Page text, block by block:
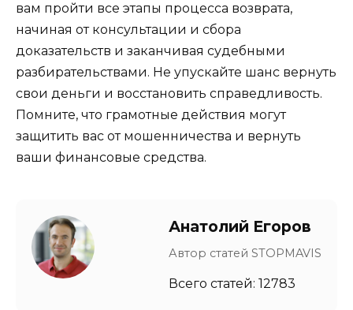
вам пройти все этапы процесса возврата,
начиная от консультации и сбора
доказательств и заканчивая судебными
разбирательствами. Не упускайте шанс вернуть
свои деньги и восстановить справедливость.
Помните, что грамотные действия могут
защитить вас от мошенничества и вернуть
ваши финансовые средства.
Анатолий Егоров
Автор статей STOPMAVIS
Всего статей: 12783